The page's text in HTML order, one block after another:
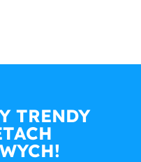
TRENDY